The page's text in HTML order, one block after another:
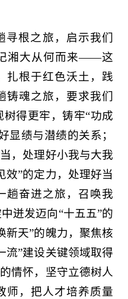
寻根之旅，启示我们
湘大从何而来——这
扎根于红色沃土，践
铸魂之旅，要求我们
得更牢，铸牢“功成
显绩与潜绩的关系；
，处理好小我与大我
效”的定力，处理好当
趟奋进之旅，召唤我
迸发迈向“十五五”的
新天”的魄力，聚焦核
流”建设关键领域取得
情怀，坚守立德树人
师，把人才培养质量